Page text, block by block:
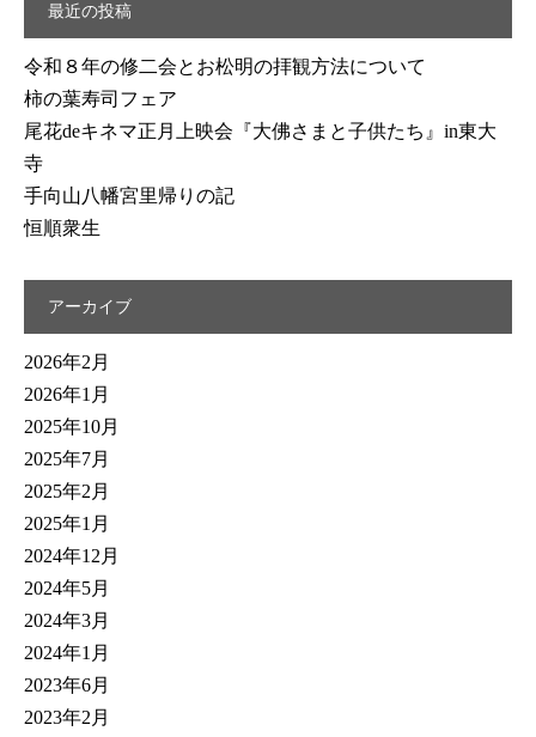
最近の投稿
令和８年の修二会とお松明の拝観方法について
柿の葉寿司フェア
尾花deキネマ正月上映会『大佛さまと子供たち』in東大
寺
手向山八幡宮里帰りの記
恒順衆生
アーカイブ
2026年2月
2026年1月
2025年10月
2025年7月
2025年2月
2025年1月
2024年12月
2024年5月
2024年3月
2024年1月
2023年6月
2023年2月